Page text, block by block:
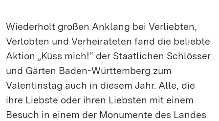
Wiederholt großen Anklang bei Verliebten,
Verlobten und Verheirateten fand die beliebte
Aktion „Küss mich!“ der Staatlichen Schlösser
und Gärten Baden-Württemberg zum
Valentinstag auch in diesem Jahr. Alle, die
ihre Liebste oder ihren Liebsten mit einem
Besuch in einem der Monumente des Landes